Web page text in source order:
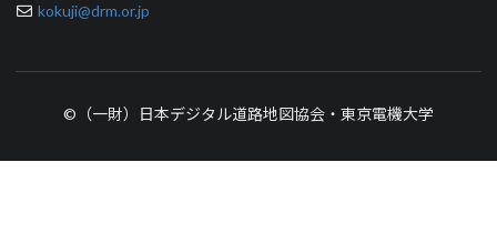
kokuji@drm.or.jp
©（一財）日本デジタル道路地図協会・東京電機大学